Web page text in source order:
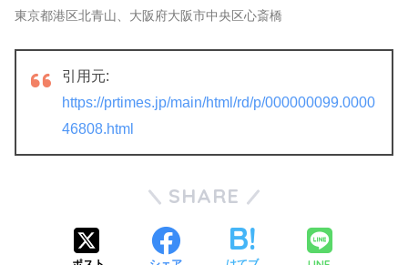
東京都港区北青山、大阪府大阪市中央区心斎橋
引用元:
https://prtimes.jp/main/html/rd/p/000000099.0000
46808.html
SHARE